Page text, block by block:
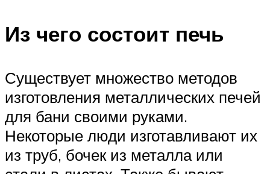
Из чего состоит печь
Существует множество методов
изготовления металлических печей
для бани своими руками.
Некоторые люди изготавливают их
из труб, бочек из металла или